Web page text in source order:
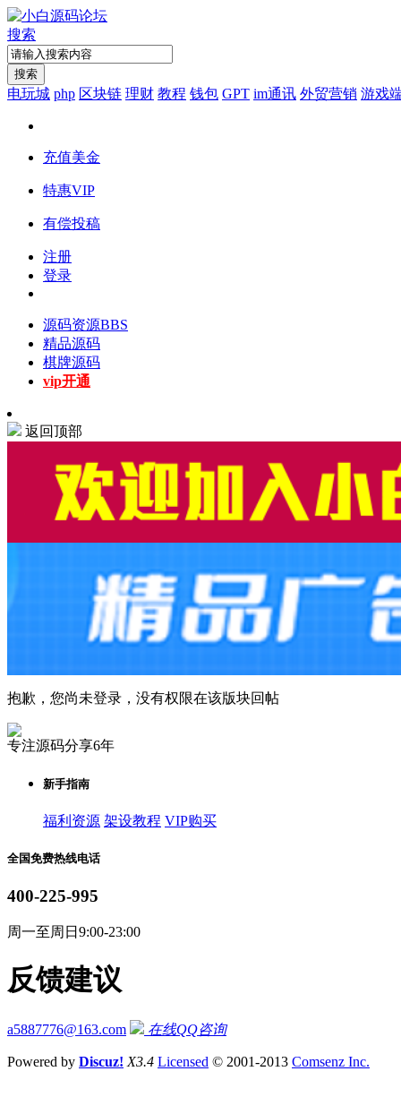
搜索
搜索
电玩城 php 区块链 理财 教程 钱包 GPT im通讯 外贸营销 游戏
充值美金
特惠VIP
有偿投稿
注册
登录
源码资源BBS
精品源码
棋牌源码
vip开通
返回顶部
抱歉，您尚未登录，没有权限在该版块回帖
专注源码分享6年
新手指南
福利资源 架设教程 VIP购买
全国免费热线电话
400-225-995
周一至周日9:00-23:00
反馈建议
a5887776@163.com 在线QQ咨询
Powered by Discuz! X3.4 Licensed © 2001-2013 Comsenz Inc.